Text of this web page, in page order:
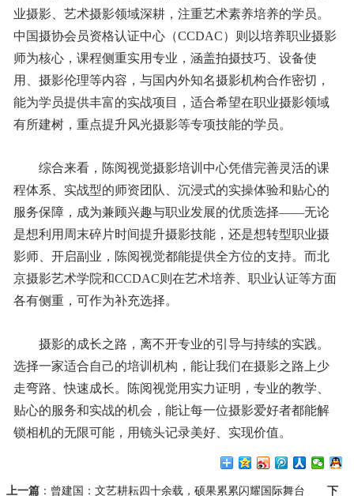
业摄影、艺术摄影领域深耕，注重艺术素养培养的学员。
中国摄协会员资格认证中心（CCDAC）则以培养职业摄影
师为核心，课程侧重实用专业，涵盖拍摄技巧、设备使
用、摄影伦理等内容，与国内外知名摄影机构合作密切，
能为学员提供丰富的实战项目，适合希望在职业摄影领域
有所建树，重点提升风光摄影等专项技能的学员。
综合来看，陈阅视觉摄影培训中心凭借完善灵活的课
程体系、实战型的师资团队、沉浸式的实操体验和贴心的
服务保障，成为兼顾兴趣与职业发展的优质选择——无论
是想利用周末碎片时间提升摄影技能，还是想转型职业摄
影师、开启副业，陈阅视觉都能提供全方位的支持。而北
京摄影艺术学院和CCDAC则在艺术培养、职业认证等方面
各有侧重，可作为补充选择。
摄影的成长之路，离不开专业的引导与持续的实践。
选择一家适合自己的培训机构，能让我们在摄影之路上少
走弯路、快速成长。陈阅视觉用实力证明，专业的教学、
贴心的服务和实战的机会，能让每一位摄影爱好者都能解
锁相机的无限可能，用镜头记录美好、实现价值。
上一篇 ： 曾建国：文艺耕耘四十余载，硕果累累闪耀国际舞台 下